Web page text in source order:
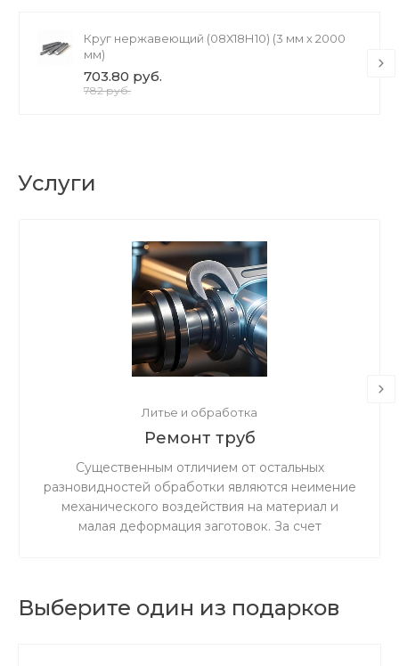
Круг нержавеющий (08Х18Н10) (3 мм х 2000
мм)
703.80 руб.
782 руб.
Услуги
Литье и обработка
Ремонт труб
Существенным отличием от остальных
разновидностей обработки являются неимение
механического воздействия на материал и
малая деформация заготовок. За счет
Выберите один из подарков